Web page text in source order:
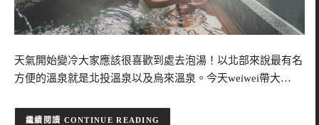
天氣開始變冷大家應該很喜歡到處去泡湯！以北部來說最有名
方便的溫泉就是北投溫泉以及烏來溫泉。今天weiwei帶大…
CONTINUE READING